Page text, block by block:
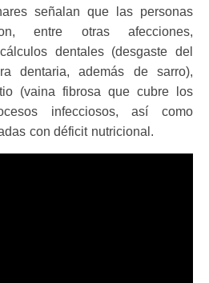
señalan que las personas
entre otras afecciones,
dentales (desgaste del
dentaria, además de sarro),
(vaina fibrosa que cubre los
infecciosos, así como
con déficit nutricional.